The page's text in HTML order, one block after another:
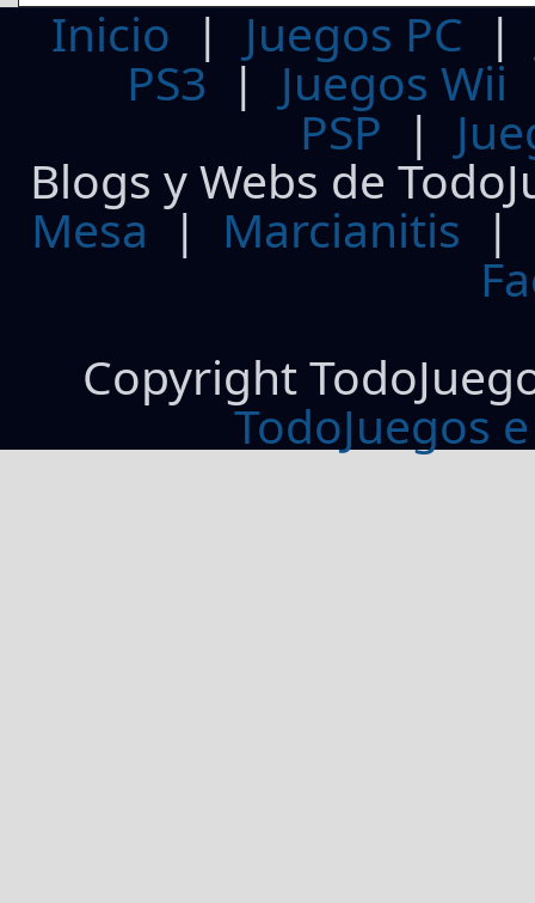
Inicio | Juegos PC
PS3| Juegos Wii
PSP |
Blogs y Webs de
Mesa | Marcianitis |
Copyright
TodoJuegos